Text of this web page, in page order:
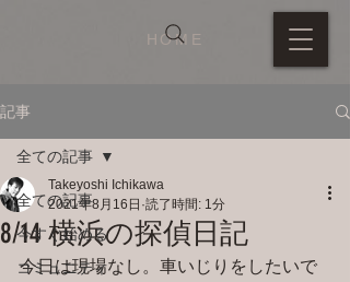
HOME
記事
全ての記事
今すぐ始める
コミュニティ
全ての記事
8/14 横浜の探偵日記
Takeyoshi Ichikawa
2021年8月16日 読了時間: 1分
今日は現場なし。車いじりをしたいで